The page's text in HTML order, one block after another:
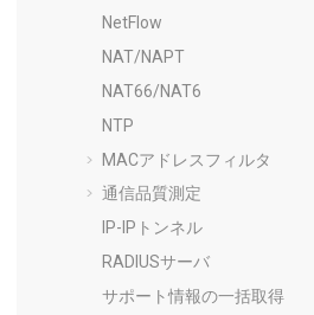
NetFlow
NAT/NAPT
NAT66/NAT6
NTP
MACアドレスフィルタ
通信品質測定
IP-IPトンネル
RADIUSサーバ
サポート情報の一括取得